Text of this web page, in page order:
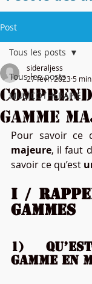
Post
Tous les posts
MUSICOTHÉRAPIE
Tous les posts
gamme
sideraljess
27 févr. 20235
Pour savoir ce
majeure, il faut
savoir ce qu’est
I /
gammes
1)
gamme en